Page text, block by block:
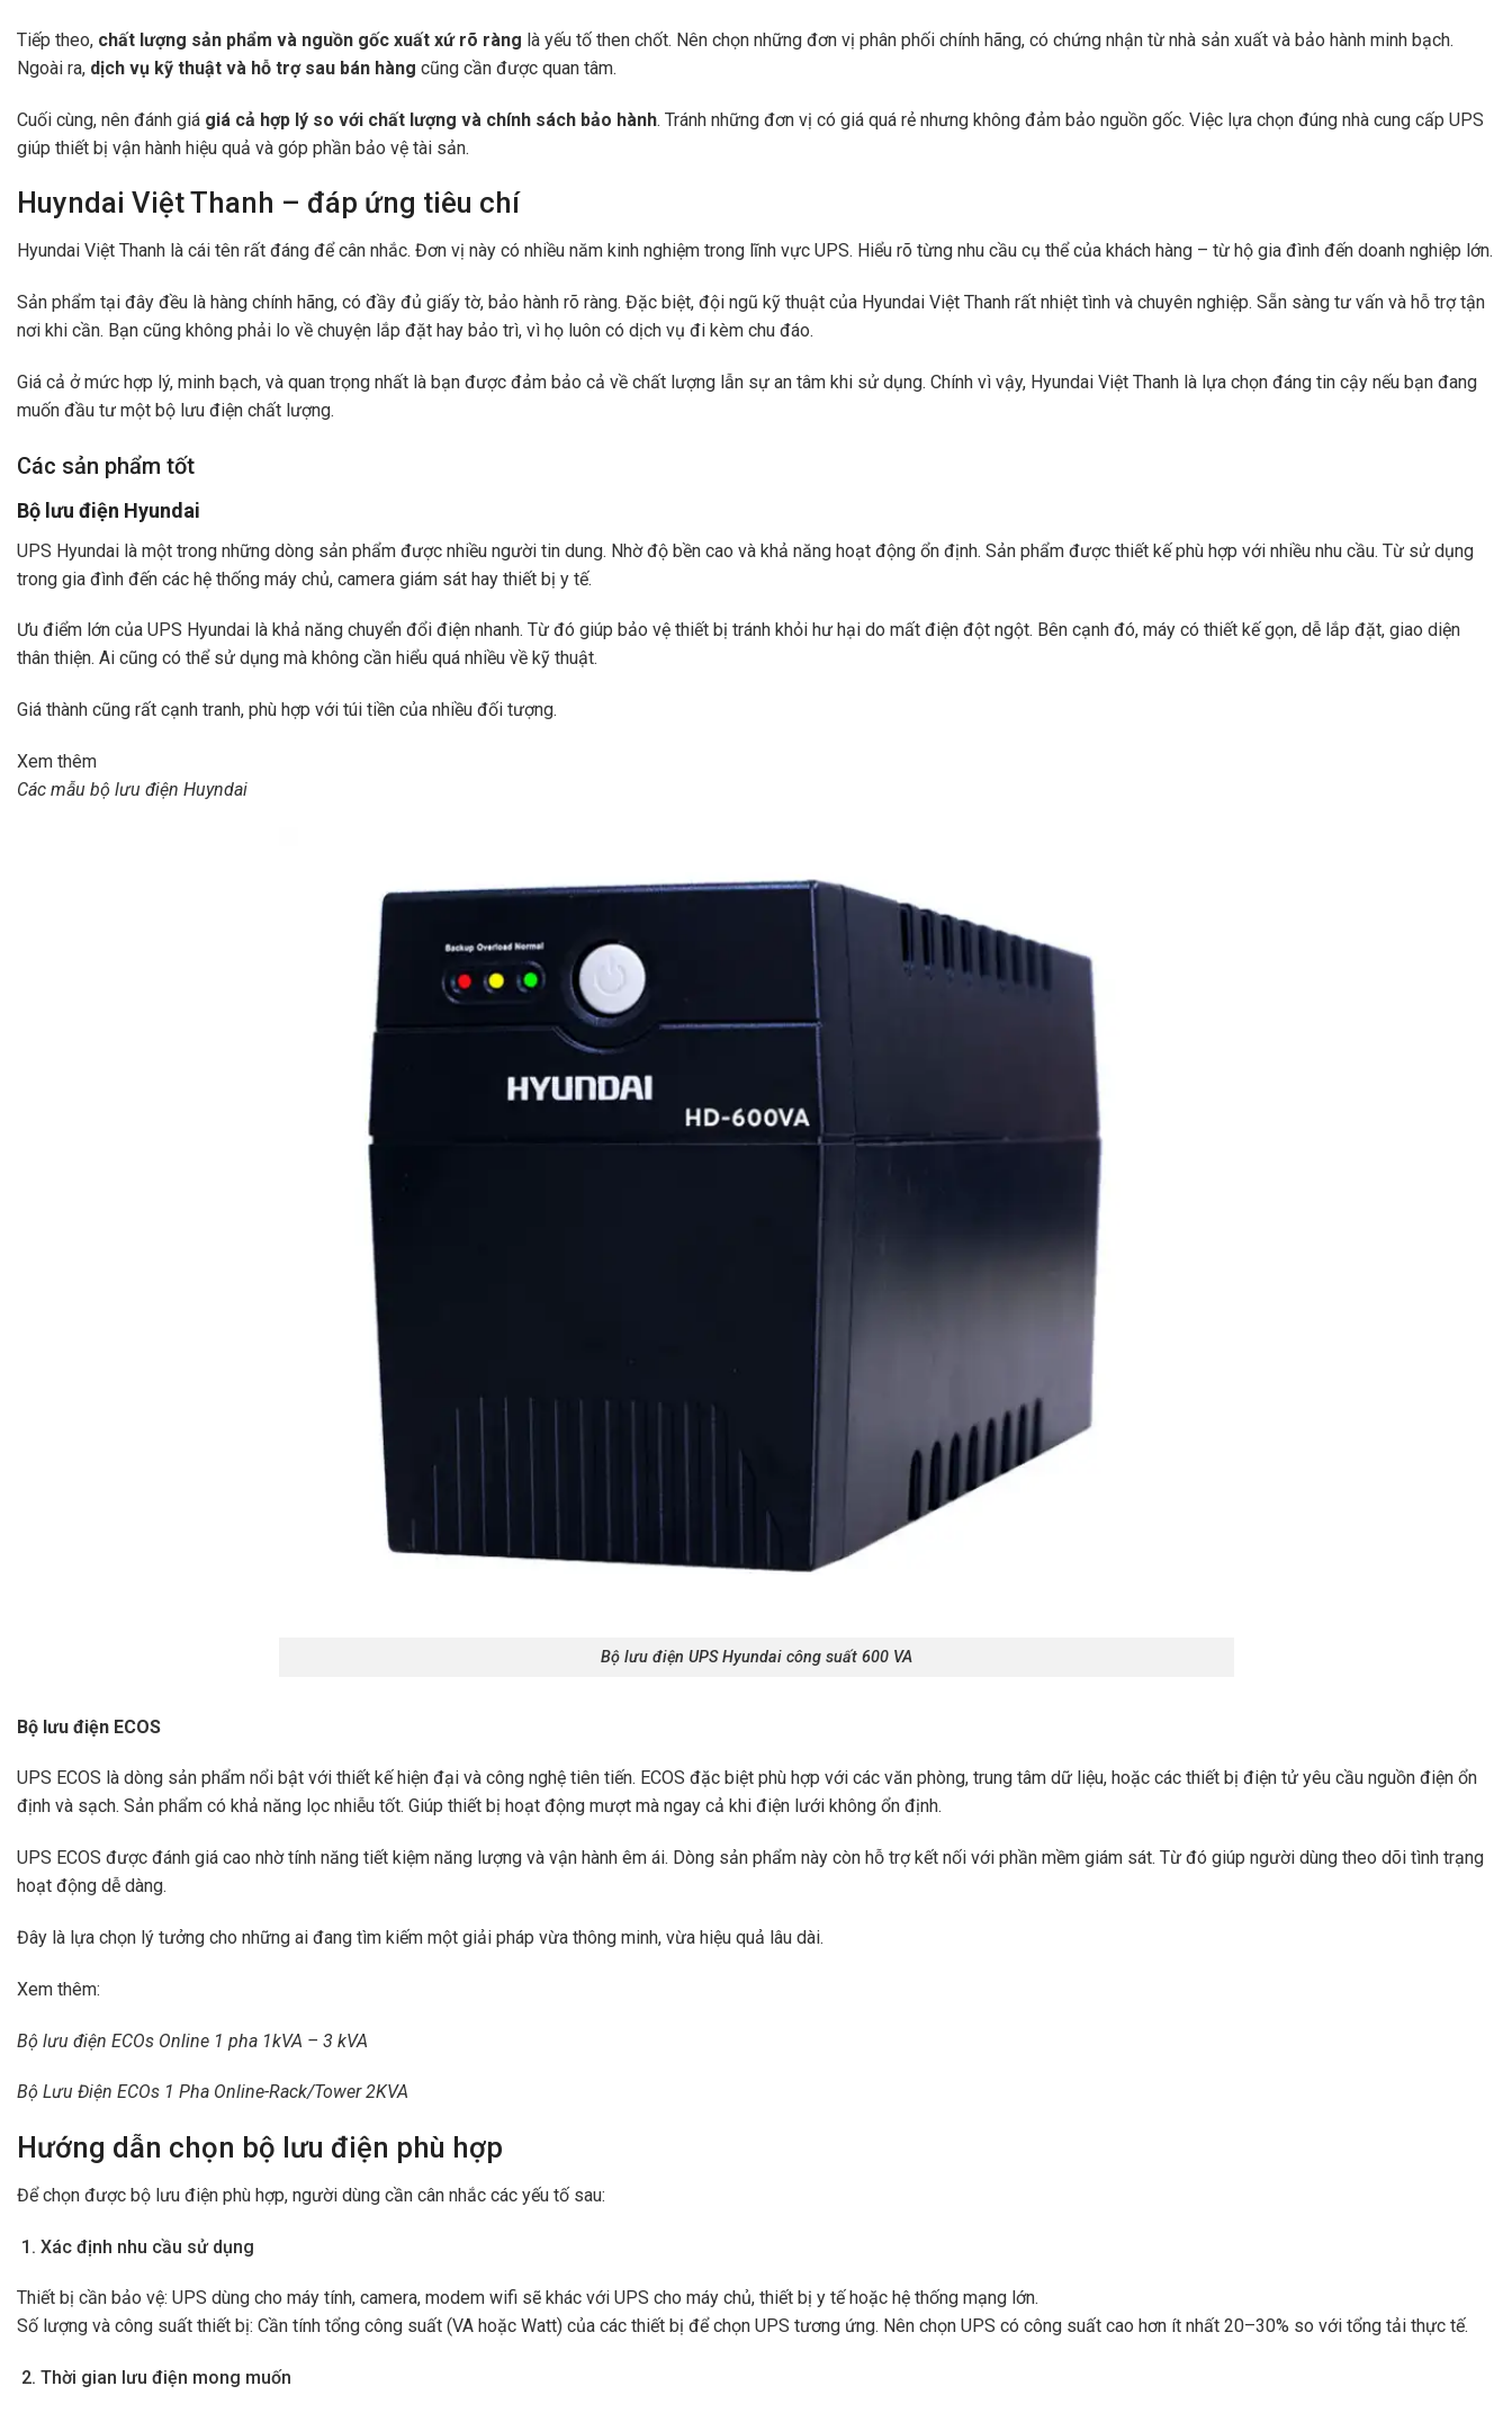
Tiếp theo, chất lượng sản phẩm và nguồn gốc xuất xứ rõ ràng là yếu tố then chốt. Nên chọn những đơn vị phân phối chính hãng, có chứng nhận từ nhà sản xuất và bảo hành minh bạch.
Ngoài ra, dịch vụ kỹ thuật và hỗ trợ sau bán hàng cũng cần được quan tâm.
Cuối cùng, nên đánh giá giá cả hợp lý so với chất lượng và chính sách bảo hành. Tránh những đơn vị có giá quá rẻ nhưng không đảm bảo nguồn gốc. Việc lựa chọn đúng nhà cung cấp UPS
giúp thiết bị vận hành hiệu quả và góp phần bảo vệ tài sản.
Huyndai Việt Thanh – đáp ứng tiêu chí
Hyundai Việt Thanh là cái tên rất đáng để cân nhắc. Đơn vị này có nhiều năm kinh nghiệm trong lĩnh vực UPS. Hiểu rõ từng nhu cầu cụ thể của khách hàng – từ hộ gia đình đến doanh nghiệp lớn.
Sản phẩm tại đây đều là hàng chính hãng, có đầy đủ giấy tờ, bảo hành rõ ràng. Đặc biệt, đội ngũ kỹ thuật của Hyundai Việt Thanh rất nhiệt tình và chuyên nghiệp. Sẵn sàng tư vấn và hỗ trợ tận
nơi khi cần. Bạn cũng không phải lo về chuyện lắp đặt hay bảo trì, vì họ luôn có dịch vụ đi kèm chu đáo.
Giá cả ở mức hợp lý, minh bạch, và quan trọng nhất là bạn được đảm bảo cả về chất lượng lẫn sự an tâm khi sử dụng. Chính vì vậy, Hyundai Việt Thanh là lựa chọn đáng tin cậy nếu bạn đang
muốn đầu tư một bộ lưu điện chất lượng.
Các sản phẩm tốt
Bộ lưu điện Hyundai
UPS Hyundai là một trong những dòng sản phẩm được nhiều người tin dung. Nhờ độ bền cao và khả năng hoạt động ổn định. Sản phẩm được thiết kế phù hợp với nhiều nhu cầu. Từ sử dụng
trong gia đình đến các hệ thống máy chủ, camera giám sát hay thiết bị y tế.
Ưu điểm lớn của UPS Hyundai là khả năng chuyển đổi điện nhanh. Từ đó giúp bảo vệ thiết bị tránh khỏi hư hại do mất điện đột ngột. Bên cạnh đó, máy có thiết kế gọn, dễ lắp đặt, giao diện
thân thiện. Ai cũng có thể sử dụng mà không cần hiểu quá nhiều về kỹ thuật.
Giá thành cũng rất cạnh tranh, phù hợp với túi tiền của nhiều đối tượng.
Xem thêm
Các mẫu bộ lưu điện Huyndai
Bộ lưu điện UPS Hyundai công suất 600 VA
Bộ lưu điện ECOS
UPS ECOS là dòng sản phẩm nổi bật với thiết kế hiện đại và công nghệ tiên tiến. ECOS đặc biệt phù hợp với các văn phòng, trung tâm dữ liệu, hoặc các thiết bị điện tử yêu cầu nguồn điện ổn
định và sạch. Sản phẩm có khả năng lọc nhiễu tốt. Giúp thiết bị hoạt động mượt mà ngay cả khi điện lưới không ổn định.
UPS ECOS được đánh giá cao nhờ tính năng tiết kiệm năng lượng và vận hành êm ái. Dòng sản phẩm này còn hỗ trợ kết nối với phần mềm giám sát. Từ đó giúp người dùng theo dõi tình trạng
hoạt động dễ dàng.
Đây là lựa chọn lý tưởng cho những ai đang tìm kiếm một giải pháp vừa thông minh, vừa hiệu quả lâu dài.
Xem thêm:
Bộ lưu điện ECOs Online 1 pha 1kVA – 3 kVA
Bộ Lưu Điện ECOs 1 Pha Online-Rack/Tower 2KVA
Hướng dẫn chọn bộ lưu điện phù hợp
Để chọn được bộ lưu điện phù hợp, người dùng cần cân nhắc các yếu tố sau:
Xác định nhu cầu sử dụng
Thiết bị cần bảo vệ: UPS dùng cho máy tính, camera, modem wifi sẽ khác với UPS cho máy chủ, thiết bị y tế hoặc hệ thống mạng lớn.
Số lượng và công suất thiết bị: Cần tính tổng công suất (VA hoặc Watt) của các thiết bị để chọn UPS tương ứng. Nên chọn UPS có công suất cao hơn ít nhất 20–30% so với tổng tải thực tế.
Thời gian lưu điện mong muốn